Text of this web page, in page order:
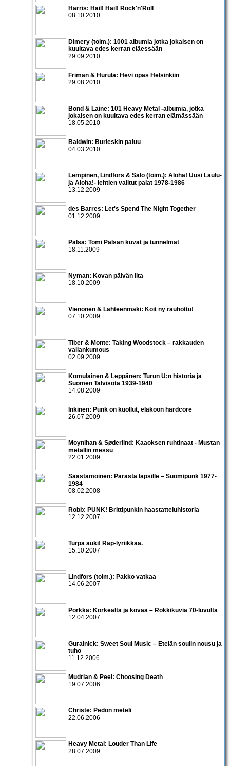
Harris: Hail! Hail! Rock'n'Roll
08.10.2010
Dimery (toim.): 1001 albumia jotka jokaisen on
kuultava edes kerran eläessään
29.09.2010
Friman & Hurula: Hevi opas Helsinkiin
29.08.2010
Bond & Laine: 101 Heavy Metal -albumia, jotka
jokaisen on kuultava edes kerran elämässään
18.05.2010
Baldwin: Burleskin paluu
04.03.2010
Lempinen, Lindfors & Salo (toim.): Aloha! Uusi Laulu-
ja Aloha!- lehtien valitut palat 1978-1986
13.12.2009
des Barres: Let's Spend The Night Together
01.12.2009
Palsa: Tomi Palsan kuvat ja tunnelmat
18.11.2009
Nyman: Kovan päivän ilta
18.10.2009
Vienonen & Lähteenmäki: Koit ny rauhottu!
07.10.2009
Tiber & Monte: Taking Woodstock – rakkauden
vallankumous
02.09.2009
Komulainen & Leppänen: Turun U:n historia ja
Suomen Talvisota 1939-1940
14.08.2009
Inkinen: Punk on kuollut, eläköön hardcore
26.07.2009
Moynihan & Søderlind: Kaaoksen ruhtinaat - Mustan
metallin messu
22.01.2009
Saastamoinen: Parasta lapsille – Suomipunk 1977-
1984
08.02.2008
Robb: PUNK! Brittipunkin haastatteluhistoria
12.12.2007
Turpa auki! Rap-lyriikkaa.
15.10.2007
Lindfors (toim.): Pakko vatkaa
14.06.2007
Porkka: Korkealta ja kovaa – Rokkikuvia 70-luvulta
12.04.2007
Guralnick: Sweet Soul Music – Etelän soulin nousu ja
tuho
11.12.2006
Mudrian & Peel: Choosing Death
19.07.2006
Christe: Pedon meteli
22.06.2006
Heavy Metal: Louder Than Life
28.07.2009